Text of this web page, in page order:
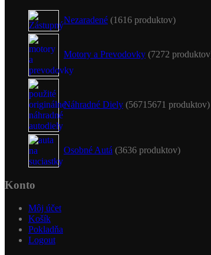
Nezaradené 1616 produktov
Motory a Prevodovky 7272 produktov
Náhradné Diely 5671 5671 produktov
Osobné Autá 3636 produktov
Konto
Môj účet
Košík
Pokladňa
Logout